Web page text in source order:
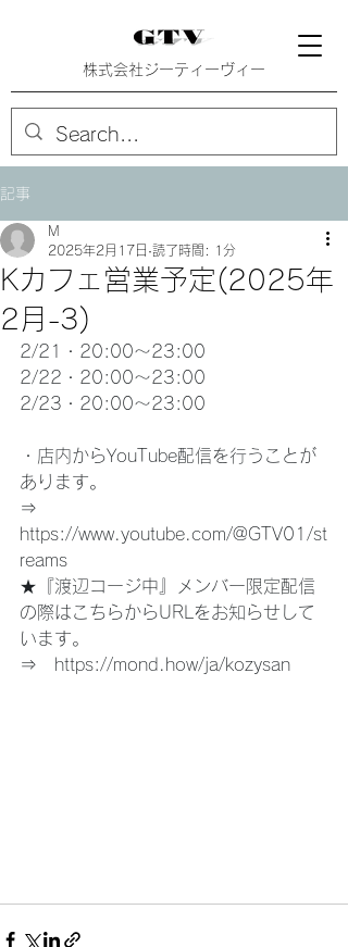
株式会社ジーティーヴィー
記事
Kカフェ営業予定(2025年
2月-3)
M
2025年2月17日 読了時間: 1分
2/21・20:00〜23:00
2/22・20:00〜23:00
2/23・20:00〜23:00
・店内からYouTube配信を行うことが
あります。
⇒
https://www.youtube.com/@GTV01/st
reams
★『渡辺コージ中』メンバー限定配信
の際はこちらからURLをお知らせして
います。
⇒
https://mond.how/ja/kozysan